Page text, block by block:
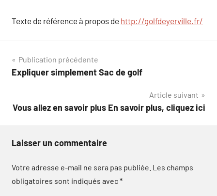
Texte de référence à propos de http://golfdeyerville.fr/
Navigation
de
Publication précédente
Expliquer simplement Sac de golf
Article suivant
Vous allez en savoir plus En savoir plus, cliquez ici
Laisser un commentaire
Votre adresse e-mail ne sera pas publiée. Les champs
obligatoires sont indiqués avec*